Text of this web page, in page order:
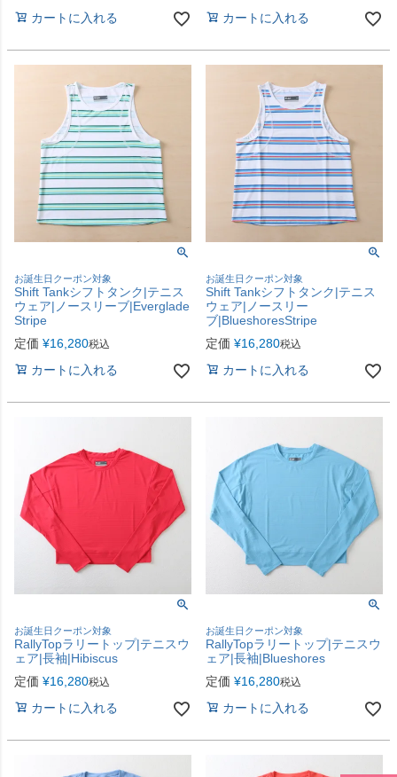
カートに入れる カートに入れる
お誕生日クーポン対象
Shift Tankシフトタンク|テニス
ウェア|ノースリーブ|Everglade
Stripe
定価 ¥16,280税込
カートに入れる
お誕生日クーポン対象
Shift Tankシフトタンク|テニス
ウェア|ノースリー
ブ|BlueshoresStripe
定価 ¥16,280税込
カートに入れる
お誕生日クーポン対象
RallyTopラリートップ|テニスウ
ェア|長袖|Hibiscus
定価 ¥16,280税込
カートに入れる
お誕生日クーポン対象
RallyTopラリートップ|テニスウ
ェア|長袖|Blueshores
定価 ¥16,280税込
カートに入れる